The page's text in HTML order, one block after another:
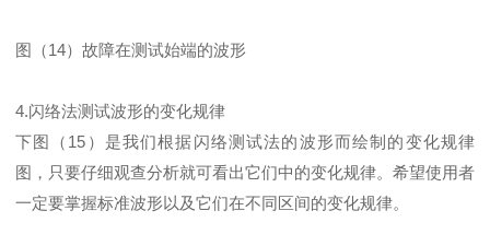
图（14）故障在测试始端的波形
4.闪络法测试波形的变化规律
下图（15）是我们根据闪络测试法的波形而绘制的变化规律
图，只要仔细观查分析就可看出它们中的变化规律。希望使用者
一定要掌握标准波形以及它们在不同区间的变化规律。